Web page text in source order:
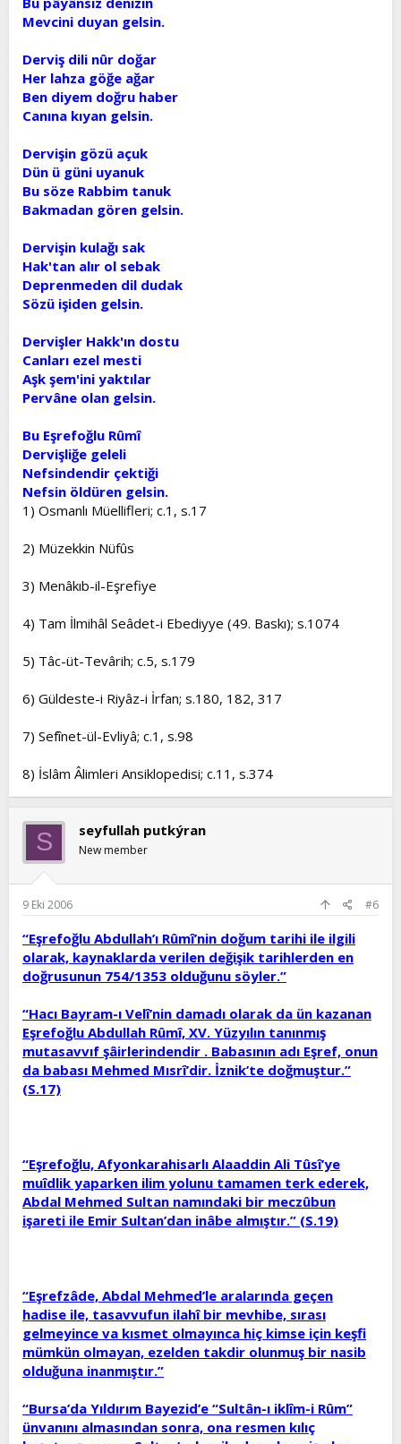
Mevcini duyan gelsin.
Derviş dili nûr doğar
Her lahza göğe ağar
Ben diyem doğru haber
Canına kıyan gelsin.
Dervişin gözü açuk
Dün ü güni uyanuk
Bu söze Rabbim tanuk
Bakmadan gören gelsin.
Dervişin kulağı sak
Hak'tan alır ol sebak
Deprenmeden dil dudak
Sözü işiden gelsin.
Dervişler Hakk'ın dostu
Canları ezel mesti
Aşk şem'ini yaktılar
Pervâne olan gelsin.
Bu Eşrefoğlu Rûmî
Dervişliğe geleli
Nefsindendir çektiği
Nefsin öldüren gelsin.
1) Osmanlı Müellifleri; c.1, s.17
2) Müzekkin Nüfûs
3) Menâkıb-il-Eşrefiye
4) Tam İlmihâl Seâdet-i Ebediyye (49. Baskı); s.1074
5) Tâc-üt-Tevârih; c.5, s.179
6) Güldeste-i Riyâz-i İrfan; s.180, 182, 317
7) Sefînet-ül-Evliyâ; c.1, s.98
8) İslâm Âlimleri Ansiklopedisi; c.11, s.374
S seyfullah putkýran
New member
9 Eki 2006 #6
“Eşrefoğlu Abdullah’ı Rûmî’nin doğum tarihi ile ilgili
olarak, kaynaklarda verilen değişik tarihlerden en
doğrusunun 754/1353 olduğunu söyler.”
“Hacı Bayram-ı Velî’nin damadı olarak da ün kazanan
Eşrefoğlu Abdullah Rûmî, XV. Yüzyılın tanınmış
mutasavvıf şâirlerindendir . Babasının adı Eşref, onun
da babası Mehmed Mısrî’dir. İznik’te doğmuştur.”
(S.17)
“Eşrefoğlu, Afyonkarahisarlı Alaaddin Ali Tûsî’ye
muîdlik yaparken ilim yolunu tamamen terk ederek,
Abdal Mehmed Sultan namındaki bir meczûbun
işareti ile Emir Sultan’dan inâbe almıştır.” (S.19)
“Eşrefzâde, Abdal Mehmed’le aralarında geçen
hadise ile, tasavvufun ilahî bir mevhibe, sırası
gelmeyince va kısmet olmayınca hiç kimse için keşfi
mümkün olmayan, ezelden takdir olunmuş bir nasib
olduğuna inanmıştır.”
“Bursa’da Yıldırım Bayezid’e “Sultân-ı iklîm-i Rûm”
ünvanını almasından sonra, ona resmen kılıç